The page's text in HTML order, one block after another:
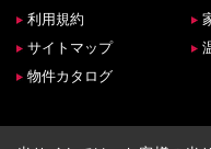
利用規約
サイトマップ
物件カタログ